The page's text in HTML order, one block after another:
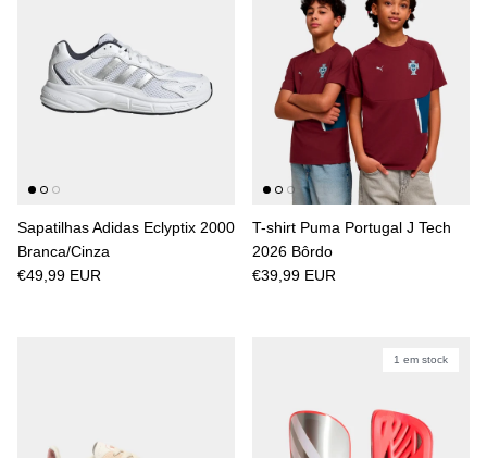
Sapatilhas Adidas Eclyptix 2000
Branca/Cinza
€49,99 EUR
T-shirt Puma Portugal J Tech
2026 Bôrdo
€39,99 EUR
1 em stock